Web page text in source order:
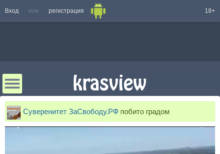
Вход или регистрация 18+
Суверенитет ЗаСвободу.РФ побито градом